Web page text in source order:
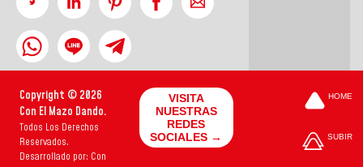
Copyright © 2026
Con El Mazo Dando.
Todos Los Derechos
Reservados.
Desarrollado por: Con
VISITA
NUESTRAS
REDES
SOCIALES →
HOME
SUBIR